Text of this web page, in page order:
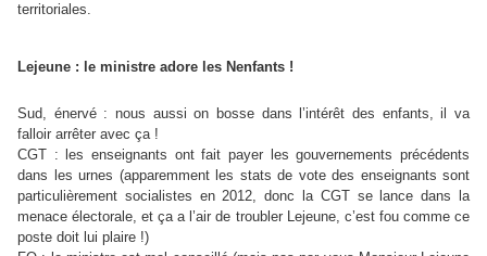
territoriales.
Lejeune : le ministre adore les Nenfants !
Sud, énervé : nous aussi on bosse dans l’intérêt des enfants, il va
falloir arrêter avec ça !
CGT : les enseignants ont fait payer les gouvernements précédents
dans les urnes (apparemment les stats de vote des enseignants sont
particulièrement socialistes en 2012, donc la CGT se lance dans la
menace électorale, et ça a l’air de troubler Lejeune, c’est fou comme ce
poste doit lui plaire !)